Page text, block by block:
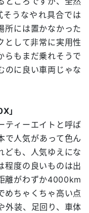
うなやれ具合では
所には置かなかった
として非常に実用性
らもまだ乗れそうで
のに良い車両じゃな
」
ティーエイトと呼ば
で人気があって色ん
ども、人気ゆえにな
程度の良いものは出
離がわずか4000km
めちゃくちゃ高い点
外装、足回り、車体